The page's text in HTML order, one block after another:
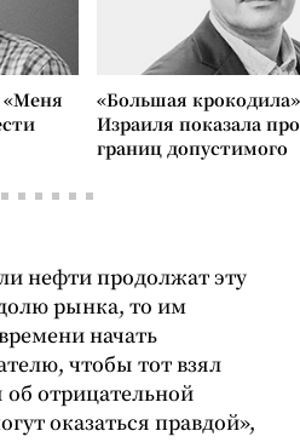
«Меня
«Большая
Израиля показала
границ допустимого
нефти продолжат эту
рынка, то им
начать
чтобы тот взял
об отрицательной
оказаться правдой»,